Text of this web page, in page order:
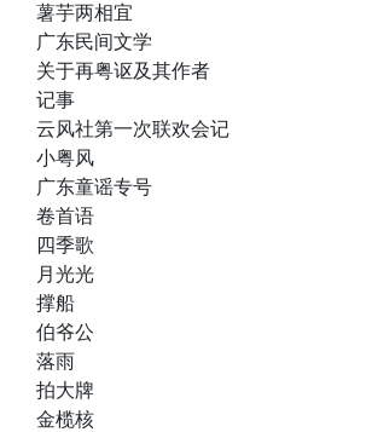
薯芋两相宜
广东民间文学
关于再粤讴及其作者
记事
云风社第一次联欢会记
小粤风
广东童谣专号
卷首语
四季歌
月光光
撑船
伯爷公
落雨
拍大牌
金榄核